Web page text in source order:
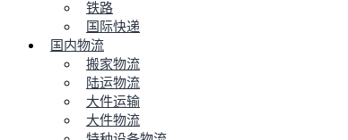
铁路
国际快递
国内物流
搬家物流
陆运物流
大件运输
大件物流